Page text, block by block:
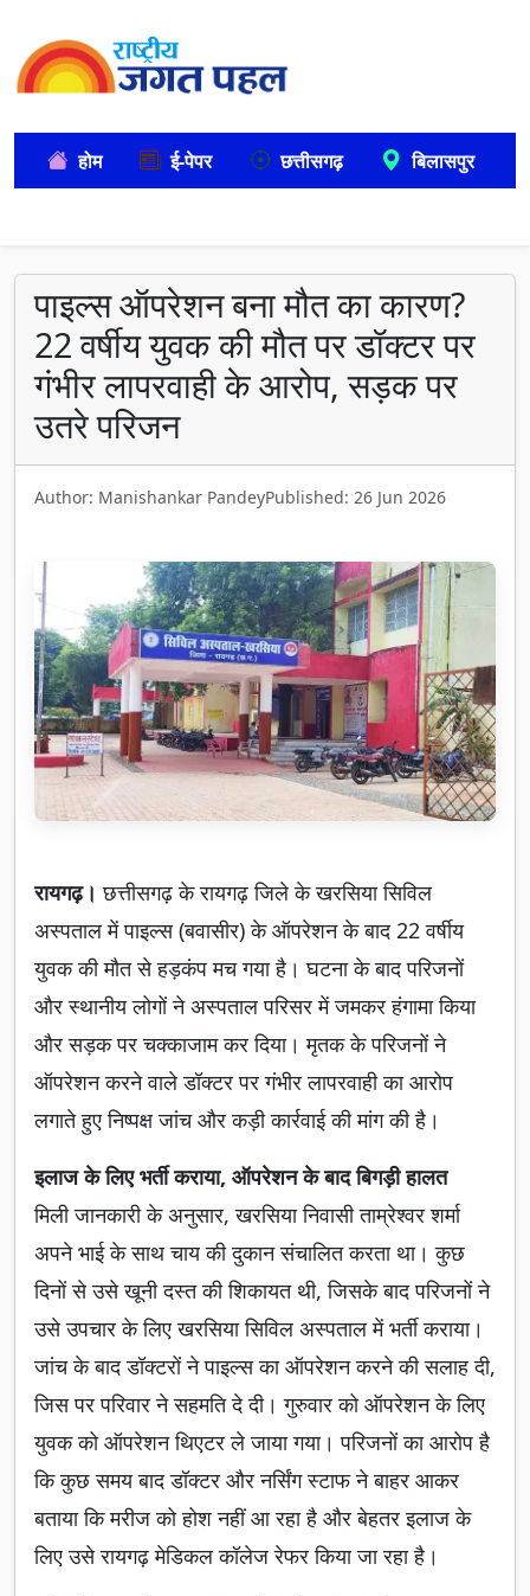
होम ई-पेपर छत्तीसगढ़ बिलासपुर
पाइल्स ऑपरेशन बना मौत का कारण?
22 वर्षीय युवक की मौत पर डॉक्टर पर
गंभीर लापरवाही के आरोप, सड़क पर
उतरे परिजन
Author: Manishankar PandeyPublished: 26 Jun 2026
रायगढ़।छत्तीसगढ़ के रायगढ़ जिले के खरसिया सिविल
अस्पताल में पाइल्स (बवासीर) के ऑपरेशन के बाद 22 वर्षीय
युवक की मौत से हड़कंप मच गया है। घटना के बाद परिजनों
और स्थानीय लोगों ने अस्पताल परिसर में जमकर हंगामा किया
और सड़क पर चक्काजाम कर दिया। मृतक के परिजनों ने
ऑपरेशन करने वाले डॉक्टर पर गंभीर लापरवाही का आरोप
लगाते हुए निष्पक्ष जांच और कड़ी कार्रवाई की मांग की है।
इलाज के लिए भर्ती कराया, ऑपरेशन के बाद बिगड़ी हालत
मिली जानकारी के अनुसार, खरसिया निवासी ताम्रेश्वर शर्मा
अपने भाई के साथ चाय की दुकान संचालित करता था। कुछ
दिनों से उसे खूनी दस्त की शिकायत थी, जिसके बाद परिजनों ने
उसे उपचार के लिए खरसिया सिविल अस्पताल में भर्ती कराया।
जांच के बाद डॉक्टरों ने पाइल्स का ऑपरेशन करने की सलाह दी,
जिस पर परिवार ने सहमति दे दी। गुरुवार को ऑपरेशन के लिए
युवक को ऑपरेशन थिएटर ले जाया गया। परिजनों का आरोप है
कि कुछ समय बाद डॉक्टर और नर्सिंग स्टाफ ने बाहर आकर
बताया कि मरीज को होश नहीं आ रहा है और बेहतर इलाज के
लिए उसे रायगढ़ मेडिकल कॉलेज रेफर किया जा रहा है।